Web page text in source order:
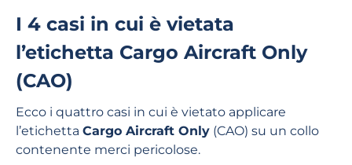
I 4 casi in cui è vietata
l’etichetta Cargo Aircraft Only
(CAO)
Ecco i quattro casi in cui è vietato applicare
l’etichetta Cargo Aircraft Only (CAO) su un collo
contenente merci pericolose.